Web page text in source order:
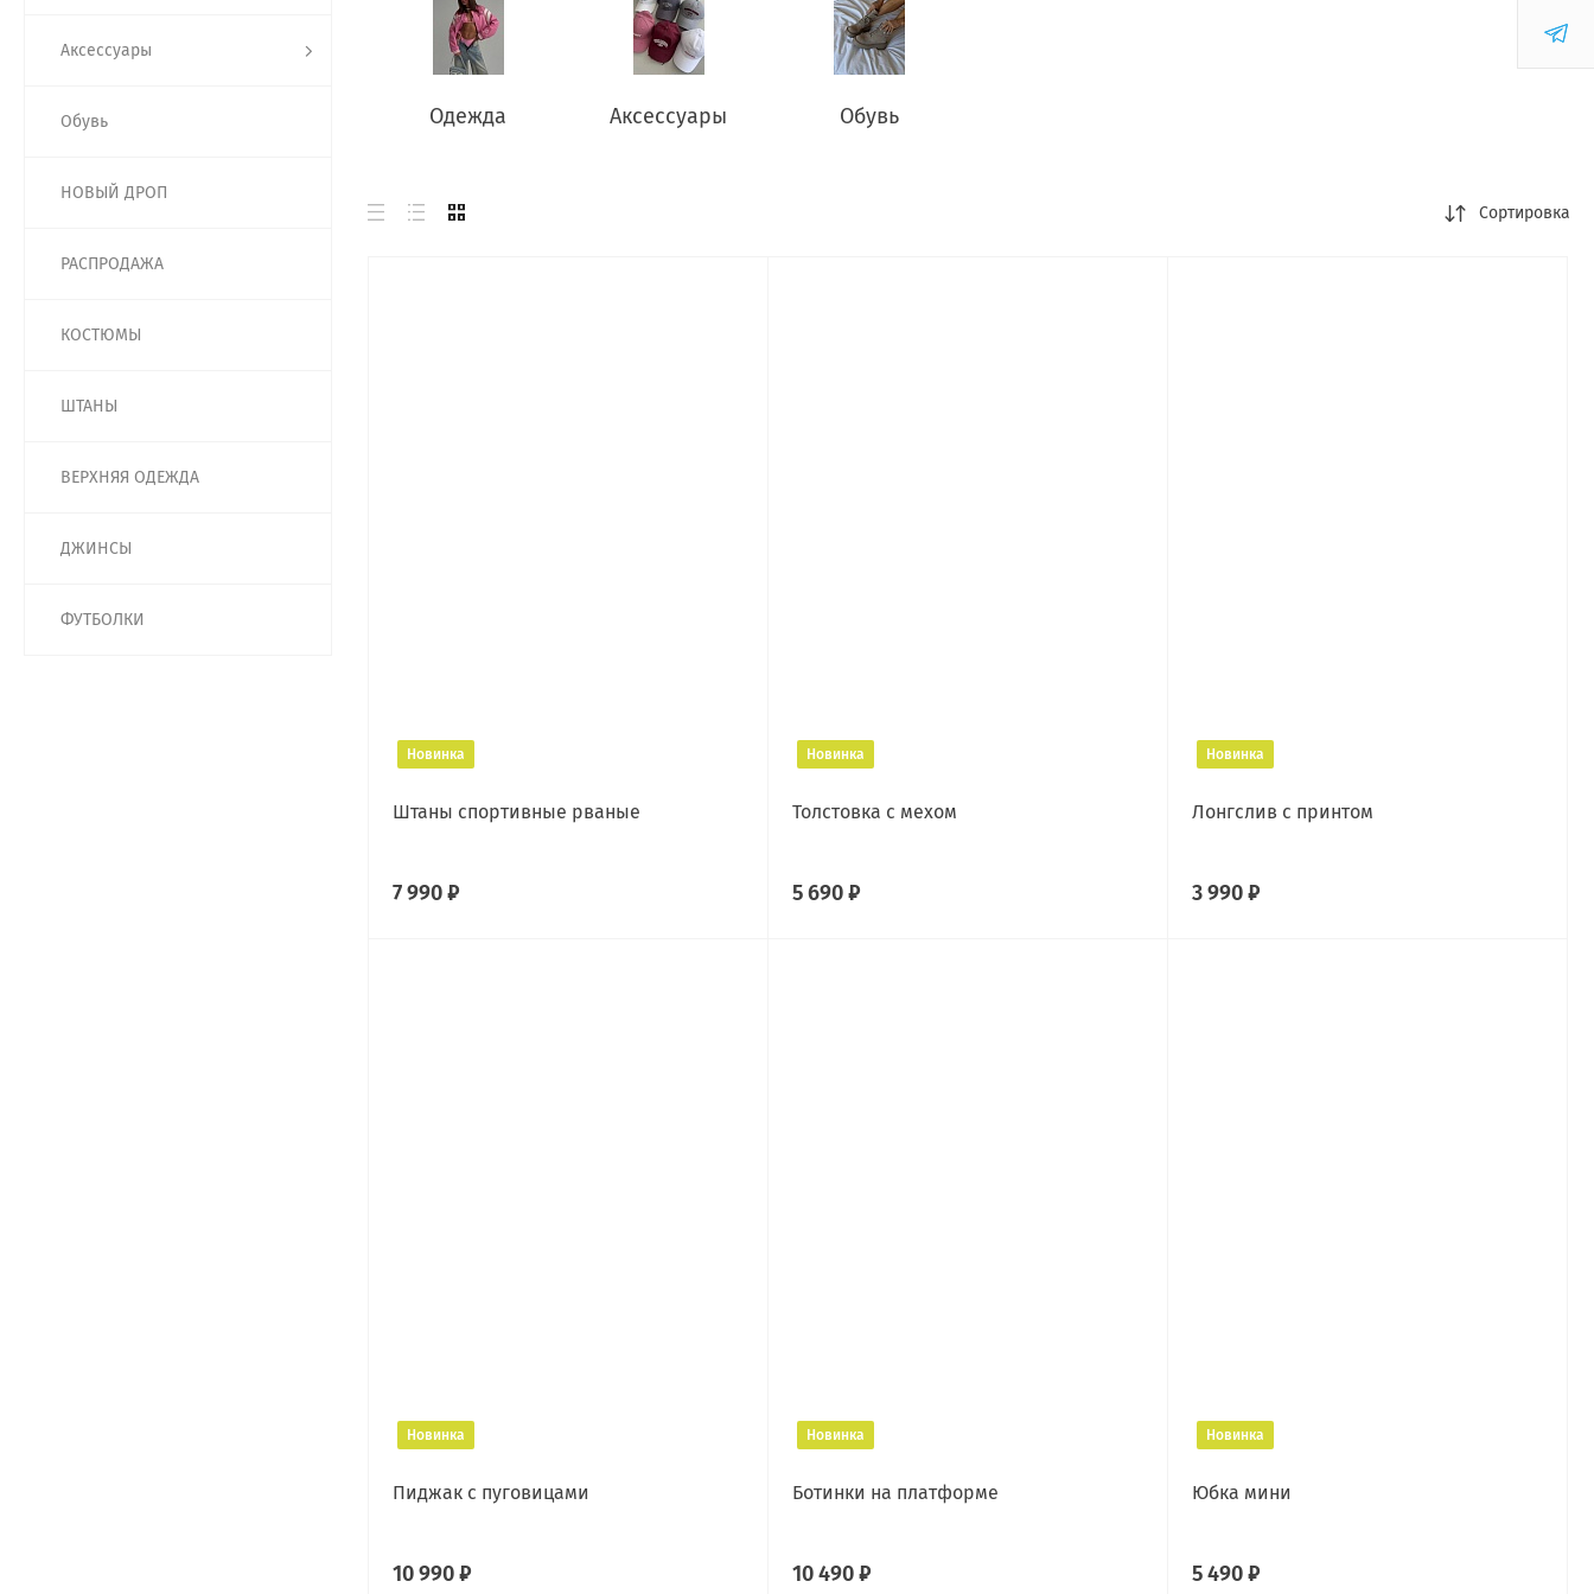
Аксессуары
Обувь
НОВЫЙ ДРОП
РАСПРОДАЖА
КОСТЮМЫ
ШТАНЫ
ВЕРХНЯЯ ОДЕЖДА
ДЖИНСЫ
ФУТБОЛКИ
Одежда Аксессуары Обувь
Сортировка
Новинка
Штаны спортивные рваные
7 990 ₽
Новинка
Толстовка с мехом
5 690 ₽
Новинка
Лонгслив с принтом
3 990 ₽
Новинка
Пиджак с пуговицами
10 990 ₽
Новинка
Ботинки на платформе
10 490 ₽
Новинка
Юбка мини
5 490 ₽